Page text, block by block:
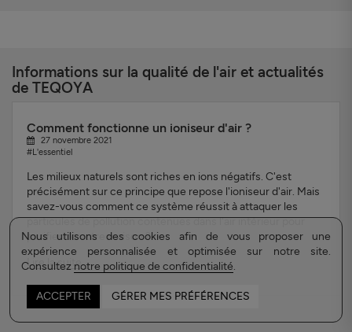
Nous utilisons des cookies afin de vous proposer une
expérience personnalisée et optimisée sur notre site.
Consultez notre politique de confidentialité.
ACCEPTER GÉRER MES PRÉFÉRENCES
Informations sur la qualité de l'air et actualités
de TEQOYA
Comment fonctionne un ioniseur d'air ?
27 novembre 2021
#L'essentiel
Les milieux naturels sont riches en ions négatifs. C'est
précisément sur ce principe que repose l'ioniseur d'air. Mais
savez-vous comment ce système réussit à attaquer les
particules de pollution contenues dans l'air intérieur pour
purifier de votre maison ?
Lire la suite...